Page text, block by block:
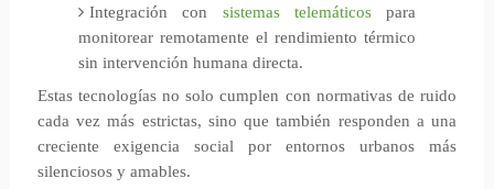
Integración con sistemas telemáticospara
monitorear remotamente el rendimiento térmico
sin intervención humana directa.
Estas tecnologías no solo cumplen con normativas de ruido
cada vez más estrictas, sino que también responden a una
creciente exigencia social por entornos urbanos más
silenciosos y amables.